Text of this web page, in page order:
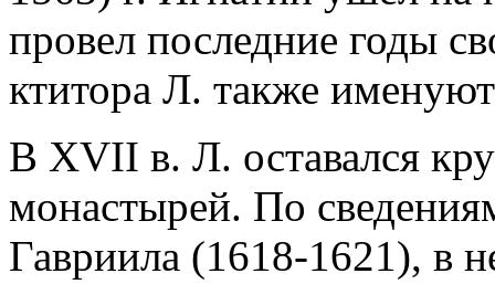
провел последние годы
ктитора Л. также
В XVII в. Л. оставался
монастырей. По
Гавриила (1618-1621), в